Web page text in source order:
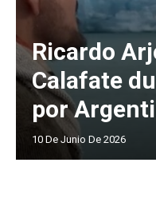
Ricardo
Calafate
por
10 De Junio De 2026